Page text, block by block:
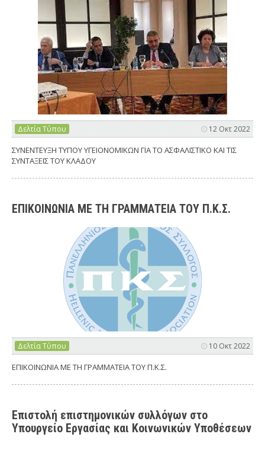
Δελτία Τύπου 12 Οκτ 2022
ΣΥΝΕΝΤΕΥΞΗ ΤΥΠΟΥ ΥΓΕΙΟΝΟΜΙΚΩΝ ΓΙΑ ΤΟ ΑΣΦΑΛΙΣΤΙΚΟ ΚΑΙ ΤΙΣ
ΣΥΝΤΑΞΕΙΣ ΤΟΥ ΚΛΑΔΟΥ
ΕΠΙΚΟΙΝΩΝΙΑ ΜΕ ΤΗ ΓΡΑΜΜΑΤΕΙΑ ΤΟΥ Π.Κ.Σ.
Δελτία Τύπου 10 Οκτ 2022
ΕΠΙΚΟΙΝΩΝΙΑ ΜΕ ΤΗ ΓΡΑΜΜΑΤΕΙΑ ΤΟΥ Π.Κ.Σ.
Επιστολή επιστημονικών συλλόγων στο
Υπουργείο Εργασίας και Κοινωνικών Υποθέσεων